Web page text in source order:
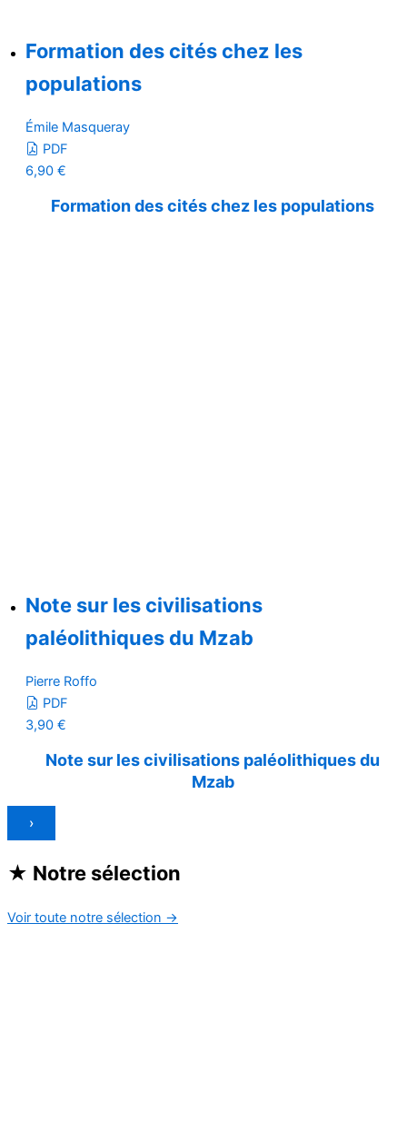
Formation des cités chez les
populations
Émile Masqueray
PDF
6,90 €
Formation des cités chez les populations
Note sur les civilisations
paléolithiques du Mzab
Pierre Roffo
PDF
3,90 €
Note sur les civilisations paléolithiques du
Mzab
›
★ Notre sélection
Voir toute notre sélection →